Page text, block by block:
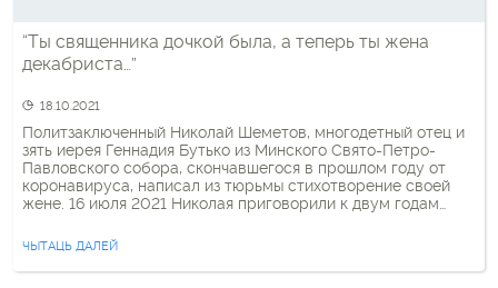
“Ты священника дочкой была, а теперь ты жена
декабриста…”
18.10.2021
Политзаключенный Николай Шеметов, многодетный отец и
зять иерея Геннадия Бутько из Минского Свято-Петро-
Павловского собора, скончавшегося в прошлом году от
коронавируса, написал из тюрьмы стихотворение своей
жене. 16 июля 2021 Николая приговорили к двум годам
«Пушкари».Свободный театр и “Честные люди” озвучили
это стихотворение. Смотрите запись и напишите Николаю:
СИЗО-6. 225413, г. […]
ЧЫТАЦЬ ДАЛЕЙ